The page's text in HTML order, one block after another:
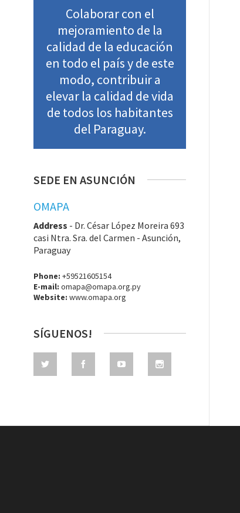
Colaborar con el
mejoramiento de la
calidad de la educación
en todo el país y de este
modo, contribuir a
elevar la calidad de vida
de todos los habitantes
del Paraguay.
SEDE EN ASUNCIÓN
OMAPA
Address - Dr. César López Moreira 693
casi Ntra. Sra. del Carmen - Asunción,
Paraguay
Phone: +59521605154
E-mail: omapa@omapa.org.py
Website: www.omapa.org
SÍGUENOS!